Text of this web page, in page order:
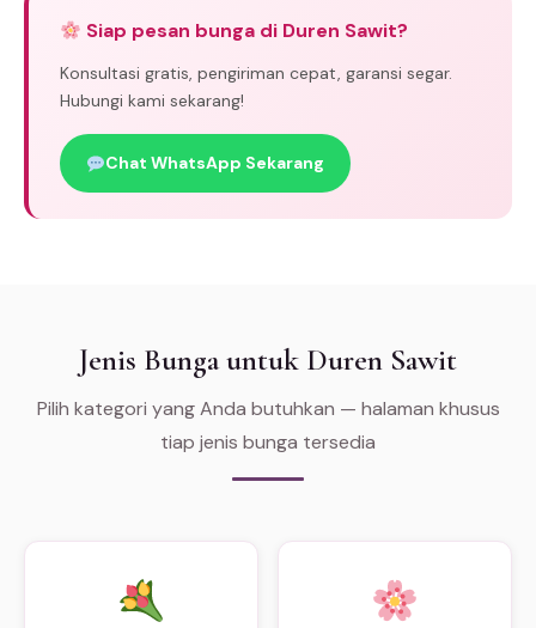
Siap pesan bunga di Duren Sawit?
Konsultasi gratis, pengiriman cepat, garansi segar.
Hubungi kami sekarang!
Chat WhatsApp Sekarang
Jenis Bunga untuk Duren Sawit
Pilih kategori yang Anda butuhkan — halaman khusus
tiap jenis bunga tersedia